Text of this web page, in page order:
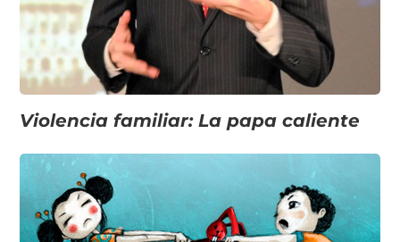
Violencia familiar: La papa caliente